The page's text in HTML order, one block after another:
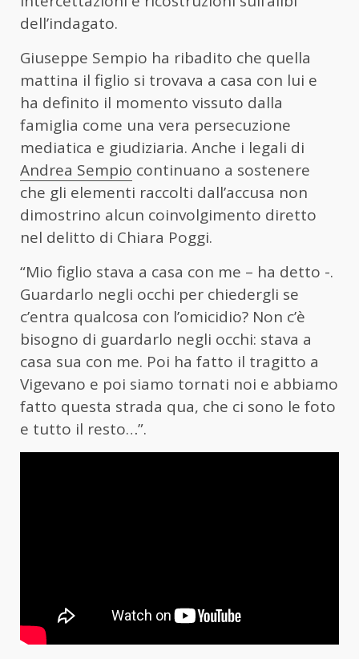
dell’indagato.
Giuseppe Sempio ha ribadito che quella
mattina il figlio si trovava a casa con lui e
ha definito il momento vissuto dalla
famiglia come una vera persecuzione
mediatica e giudiziaria. Anche i legali di
Andrea Sempio continuano a sostenere
che gli elementi raccolti dall’accusa non
dimostrino alcun coinvolgimento diretto
nel delitto di Chiara Poggi.
“Mio figlio stava a casa con me – ha detto -.
Guardarlo negli occhi per chiedergli se
c’entra qualcosa con l’omicidio? Non c’è
bisogno di guardarlo negli occhi: stava a
casa sua con me. Poi ha fatto il tragitto a
Vigevano e poi siamo tornati noi e abbiamo
fatto questa strada qua, che ci sono le foto
e tutto il resto…”.